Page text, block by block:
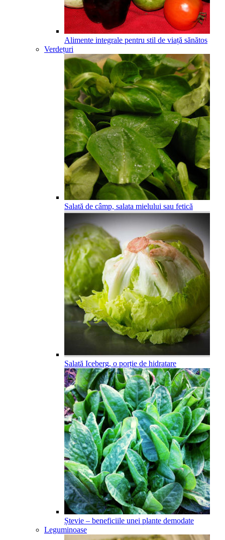
Alimente integrale pentru stil de viață sănătos
Verdețuri
Salată de câmp, salata mielului sau fetică
Salată Iceberg, o porție de hidratare
Ștevie – beneficiile unei plante demodate
Leguminoase